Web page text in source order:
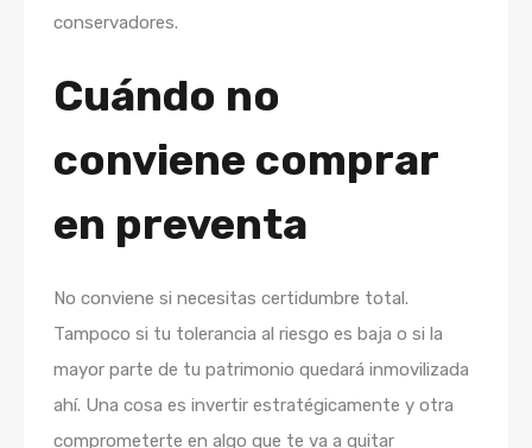
conservadores.
Cuándo no
conviene comprar
en preventa
No conviene si necesitas certidumbre total.
Tampoco si tu tolerancia al riesgo es baja o si la
mayor parte de tu patrimonio quedará inmovilizada
ahí. Una cosa es invertir estratégicamente y otra
comprometerte en algo que te va a quitar